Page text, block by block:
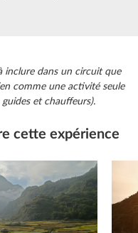
inclure dans un circuit que
comme une activité seule
et chauffeurs).
cette expérience